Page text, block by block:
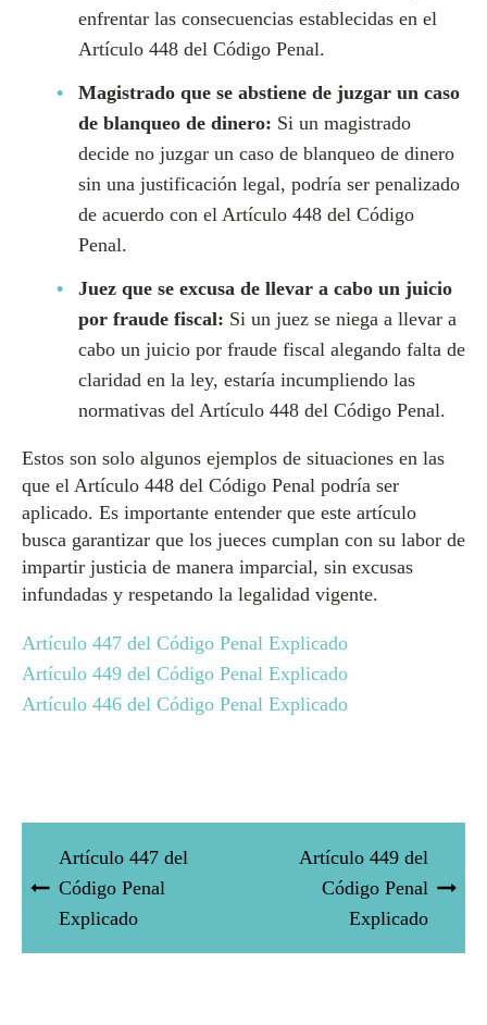
enfrentar las consecuencias establecidas en el
Artículo 448 del Código Penal.
Magistrado que se abstiene de juzgar un caso
de blanqueo de dinero: Si un magistrado
decide no juzgar un caso de blanqueo de dinero
sin una justificación legal, podría ser penalizado
de acuerdo con el Artículo 448 del Código
Penal.
Juez que se excusa de llevar a cabo un juicio
por fraude fiscal: Si un juez se niega a llevar a
cabo un juicio por fraude fiscal alegando falta de
claridad en la ley, estaría incumpliendo las
normativas del Artículo 448 del Código Penal.
Estos son solo algunos ejemplos de situaciones en las
que el Artículo 448 del Código Penal podría ser
aplicado. Es importante entender que este artículo
busca garantizar que los jueces cumplan con su labor de
impartir justicia de manera imparcial, sin excusas
infundadas y respetando la legalidad vigente.
Artículo 447 del Código Penal Explicado
Artículo 449 del Código Penal Explicado
Artículo 446 del Código Penal Explicado
Artículo 447 del
Código Penal
Explicado
Artículo 449 del
Código Penal
Explicado